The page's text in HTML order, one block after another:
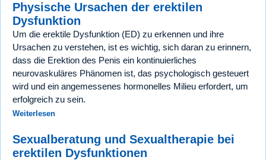
Physische Ursachen der erektilen
Dysfunktion
Um die erektile Dysfunktion (ED) zu erkennen und ihre
Ursachen zu verstehen, ist es wichtig, sich daran zu erinnern,
dass die Erektion des Penis ein kontinuierliches
neurovaskuläres Phänomen ist, das psychologisch gesteuert
wird und ein angemessenes hormonelles Milieu erfordert, um
erfolgreich zu sein.
Weiterlesen
Sexualberatung und Sexualtherapie bei
erektilen Dysfunktionen